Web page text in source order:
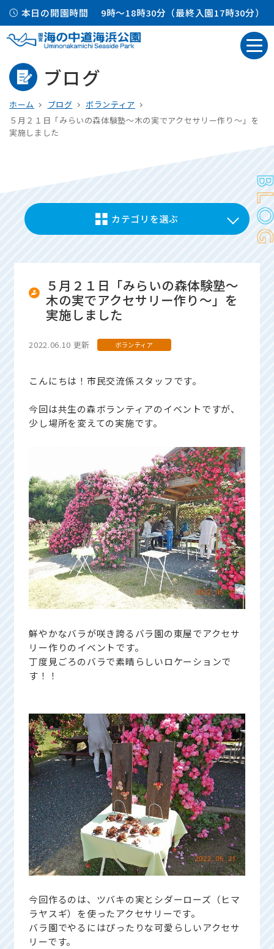
本日の開園時間 9時～18時30分（最終入園17時30分）
ブログ
ホーム ブログ
ボランティア
５月２１日「みらいの森体験塾～木の実でアクセサリー作り～」を
実施しました
カテゴリを選ぶ
５月２１日「みらいの森体験塾～
木の実でアクセサリー作り～」を
実施しました
2022.06.10 更新 ボランティア
こんにちは！市民交流係スタッフです。
今回は共生の森ボランティアのイベントですが、
少し場所を変えての実施です。
鮮やかなバラが咲き誇るバラ園の東屋でアクセサ
リー作りのイベントです。
丁度見ごろのバラで素晴らしいロケーションで
す！！
今回作るのは、ツバキの実とシダーローズ（ヒマ
ラヤスギ）を使ったアクセサリーです。
バラ園でやるにはぴったりな可愛らしいアクセサ
リーです。